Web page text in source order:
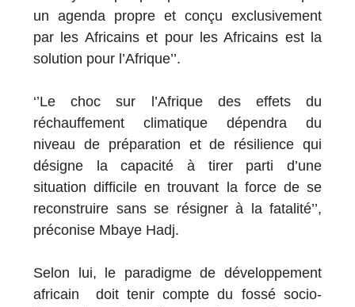
un agenda propre et conçu exclusivement
par les Africains et pour les Africains est la
solution pour l’Afrique’’.
‘’Le choc sur l’Afrique des effets du
réchauffement climatique dépendra du
niveau de préparation et de résilience qui
désigne la capacité à tirer parti d’une
situation difficile en trouvant la force de se
reconstruire sans se résigner à la fatalité’’,
préconise Mbaye Hadj.
Selon lui, le paradigme de développement
africain doit tenir compte du fossé socio-